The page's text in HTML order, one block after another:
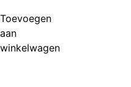
Toevoegen
aan
winkelwagen